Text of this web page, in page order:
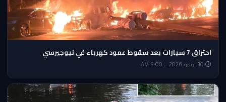
احتراق 7 سيارات بعد سقوط عمود كهرباء في نيوجيرسي